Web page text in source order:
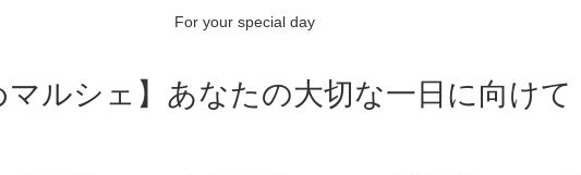
For your special day
マルシェ】あなたの大切な一日に向けて